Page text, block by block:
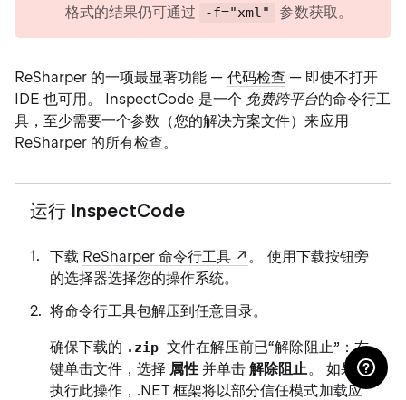
格式的结果仍可通过
-f="xml" 参数获取。
ReSharper 的一项最显著功能 — 代码检查 — 即使不打开
IDE 也可用。 InspectCode 是一个 免费跨平台的命令行工
具，至少需要一个参数（您的解决方案文件）来应用
ReSharper 的所有检查。
运行 InspectCode
下载 ReSharper 命令行工具
。 使用下载按钮旁
的选择器选择您的操作系统。
将命令行工具包解压到任意目录。
确保下载的 .zip文件在解压前已“解除阻止”：右
键单击文件，选择 属性 并单击解除阻止。 如果未
执行此操作，.NET 框架将以部分信任模式加载应